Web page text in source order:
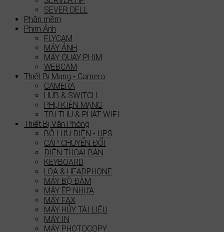
SEVER DELL
Phần mềm
Phim Ảnh
FLYCAM
MÁY ẢNH
MÁY QUAY PHIM
WEBCAM
Thiết Bị Mạng - Camera
CAMERA
HUB & SWITCH
PHỤ KIỆN MẠNG
T.BI THU & PHÁT WIFI
Thiết Bị Văn Phòng
BỘ LƯU ĐIỆN - UPS
CÁP CHUYỂN ĐỔI
ĐIỆN THOẠI BÀN
KEYBOARD
LOA & HEADPHONE
MÁY BỘ ĐÀM
MÁY ÉP NHỰA
MÁY FAX
MÁY HỦY TÀI LIỆU
MÁY IN
MÁY PHOTOCOPY